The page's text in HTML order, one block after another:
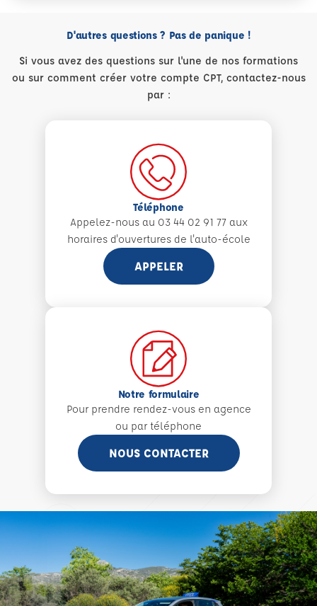
D'autres questions ? Pas de panique !
Si vous avez des questions sur l'une de nos formations
ou sur comment créer votre compte CPT, contactez-nous
par :
Téléphone
Appelez-nous au 03 44 02 91 77 aux
horaires d'ouvertures de l'auto-école
APPELER
Notre formulaire
Pour prendre rendez-vous en agence
ou par téléphone
NOUS CONTACTER